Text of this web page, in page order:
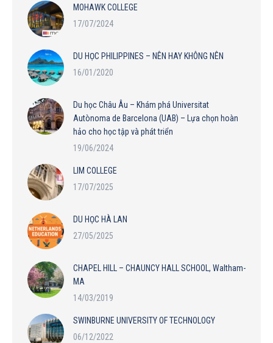
MOHAWK COLLEGE
17/07/2024
DU HỌC PHILIPPINES – NÊN HAY KHÔNG NÊN
16/01/2020
Du học Châu Âu – Khám phá Universitat
Autònoma de Barcelona (UAB) – Lựa chọn hoàn
hảo cho học tập và phát triển
19/06/2024
LIM COLLEGE
17/07/2025
DU HỌC HÀ LAN
27/05/2025
CHAPEL HILL – CHAUNCY HALL SCHOOL, Waltham-
MA
14/03/2019
SWINBURNE UNIVERSITY OF TECHNOLOGY
06/12/2022